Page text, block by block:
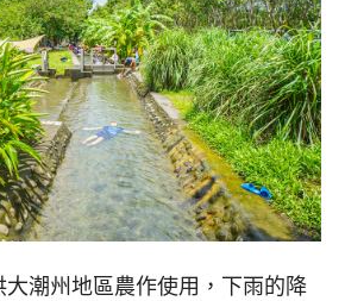
大潮州地區農作使用，下雨的降